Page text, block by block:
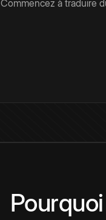
Commencez à traduire
Pourquoi